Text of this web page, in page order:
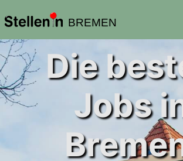
BREMEN
Die
Jobs